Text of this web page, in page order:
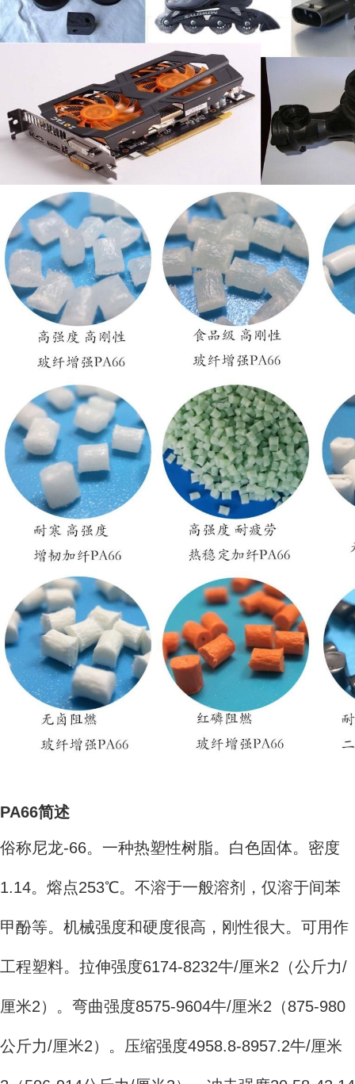
PA66简述
俗称尼龙-66。一种热塑性树脂。白色固体。密度
1.14。熔点253℃。不溶于一般溶剂，仅溶于间苯
甲酚等。机械强度和硬度很高，刚性很大。可用作
工程塑料。拉伸强度6174-8232牛/厘米2（公斤力/
厘米2）。弯曲强度8575-9604牛/厘米2（875-980
公斤力/厘米2）。压缩强度4958.8-8957.2牛/厘米